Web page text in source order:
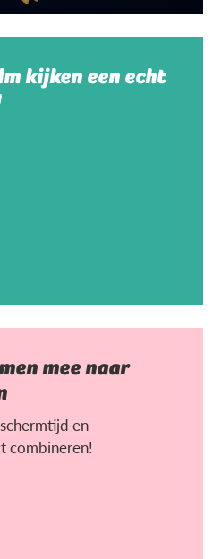
kijken een echt
mee naar
en
combineren!